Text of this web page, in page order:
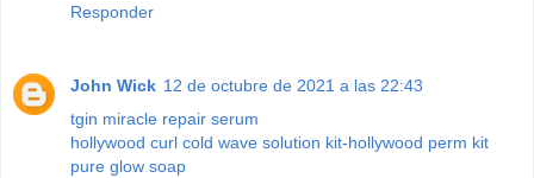
Responder
John Wick 12 de octubre de 2021 a las 22:43
tgin miracle repair serum
hollywood curl cold wave solution kit-hollywood perm kit
pure glow soap